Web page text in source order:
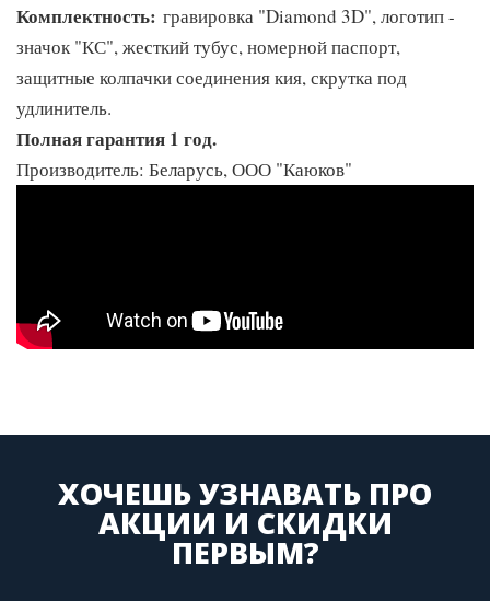
Комплектность: гравировка "Diamond 3D", логотип -
значок "КС", жесткий тубус, номерной паспорт,
защитные колпачки соединения кия, скрутка под
удлинитель.
Полная гарантия 1 год.
Производитель: Беларусь, ООО "Каюков"
ХОЧЕШЬ УЗНАВАТЬ ПРО
АКЦИИ И СКИДКИ
ПЕРВЫМ?